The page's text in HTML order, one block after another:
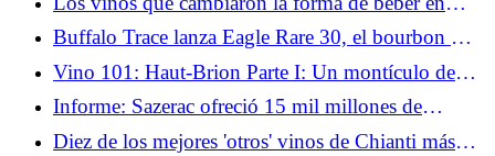
Estados Unidos, década tras década
Buffalo Trace lanza Eagle Rare 30, el bourbon más
antiguo de la marca hasta el momento
Vino 101: Haut-Brion Parte I: Un montículo de
tierra
Informe: Sazerac ofreció 15 mil millones de
dólares para comprar Brown-Forman
Diez de los mejores 'otros' vinos de Chianti más